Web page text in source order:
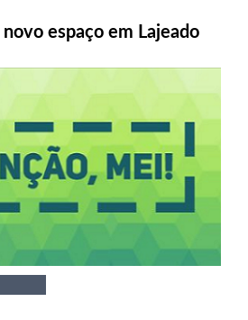
espaço em Lajeado